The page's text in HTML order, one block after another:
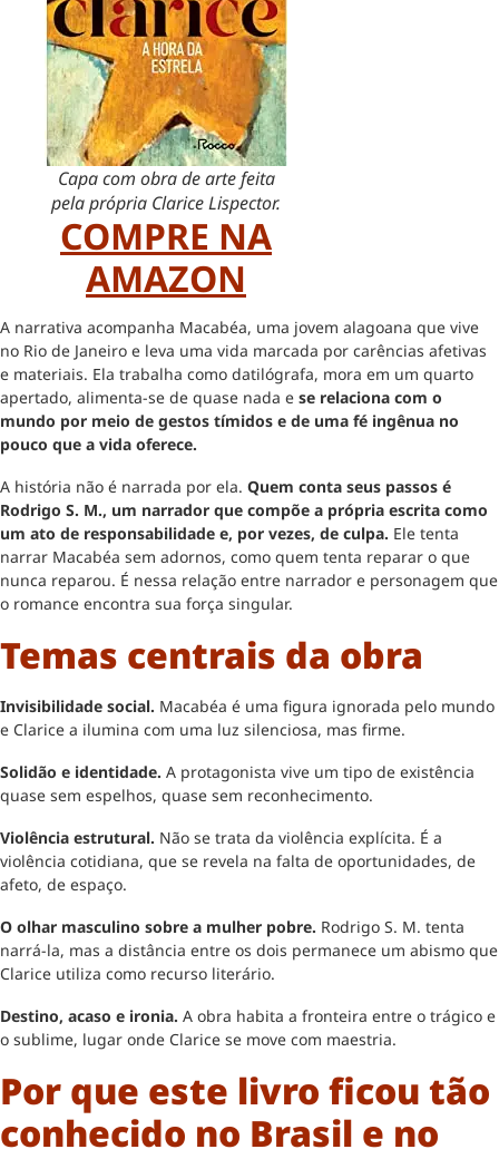
Capa com obra de arte feita
pela própria Clarice Lispector.
COMPRE NA
AMAZON
A narrativa acompanha Macabéa, uma jovem alagoana que vive
no Rio de Janeiro e leva uma vida marcada por carências afetivas
e materiais. Ela trabalha como datilógrafa, mora em um quarto
apertado, alimenta-se de quase nada e se relaciona com o
mundo por meio de gestos tímidos e de uma fé ingênua no
pouco que a vida oferece.
A história não é narrada por ela. Quem conta seus passos é
Rodrigo S. M., um narrador que compõe a própria escrita como
um ato de responsabilidade e, por vezes, de culpa. Ele tenta
narrar Macabéa sem adornos, como quem tenta reparar o que
nunca reparou. É nessa relação entre narrador e personagem que
o romance encontra sua força singular.
Temas centrais da obra
Invisibilidade social. Macabéa é uma figura ignorada pelo mundo
e Clarice a ilumina com uma luz silenciosa, mas firme.
Solidão e identidade. A protagonista vive um tipo de existência
quase sem espelhos, quase sem reconhecimento.
Violência estrutural. Não se trata da violência explícita. É a
violência cotidiana, que se revela na falta de oportunidades, de
afeto, de espaço.
O olhar masculino sobre a mulher pobre. Rodrigo S. M. tenta
narrá-la, mas a distância entre os dois permanece um abismo que
Clarice utiliza como recurso literário.
Destino, acaso e ironia. A obra habita a fronteira entre o trágico e
o sublime, lugar onde Clarice se move com maestria.
Por que este livro ficou tão
conhecido no Brasil e no